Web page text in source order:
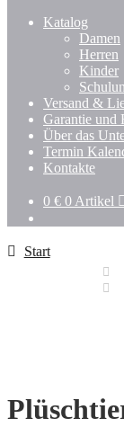
Katalog
Damen
Herren
Kinder
Versand &
Garantie und
Über das
Termin
Kontakte
0 € 0 Artikel
Start